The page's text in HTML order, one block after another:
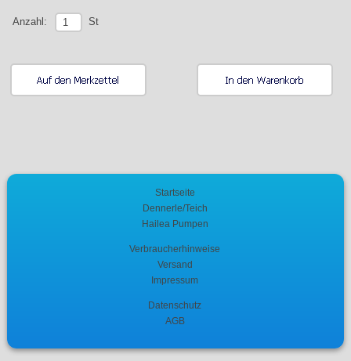
Anzahl: St
Startseite
Dennerle/Teich
Hailea Pumpen
Verbraucherhinweise
Versand
Impressum
Datenschutz
AGB